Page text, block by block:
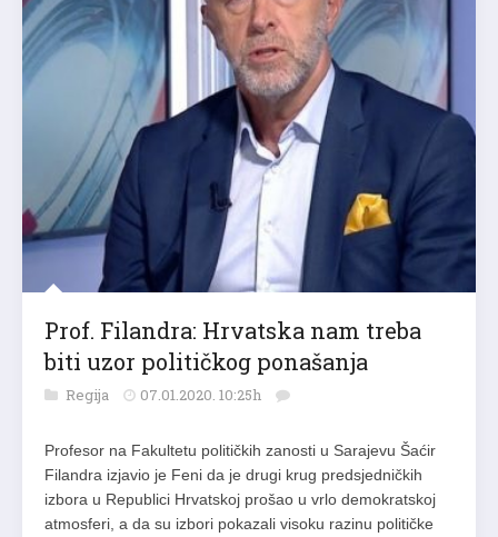
Prof. Filandra: Hrvatska nam treba
biti uzor političkog ponašanja
Regija 07.01.2020. 10:25h
Profesor na Fakultetu političkih zanosti u Sarajevu Šaćir
Filandra izjavio je Feni da je drugi krug predsjedničkih
izbora u Republici Hrvatskoj prošao u vrlo demokratskoj
atmosferi, a da su izbori pokazali visoku razinu političke